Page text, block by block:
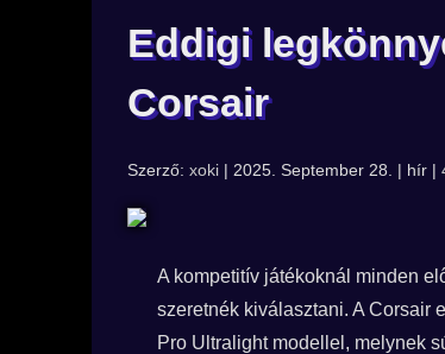
Eddigi
Corsair
Szerző: xoki | 2025. September 28. | hír |
A kompetitív játékoknál minden
szeretnék kiválasztani. A Corsair
Pro Ultralight modellel, melynek